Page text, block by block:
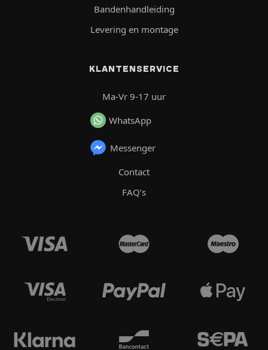
Bandenhandleiding
Levering en montage
KLANTENSERVICE
Ma-Vr 9-17 uur
WhatsApp
Messenger
Contact
FAQ’s